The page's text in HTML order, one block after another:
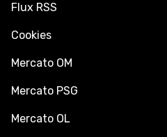
Flux RSS
Cookies
Mercato OM
Mercato PSG
Mercato OL